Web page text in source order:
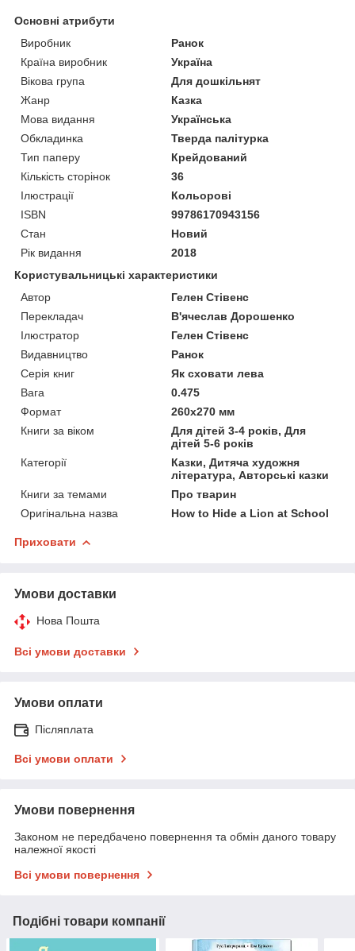
Основні атрибути
Виробник
Ранок
Країна виробник
Україна
Вікова група
Для дошкільнят
Жанр
Казка
Мова видання
Українська
Обкладинка
Тверда палітурка
Тип паперу
Крейдований
Кількість сторінок
36
Ілюстрації
Кольорові
ISBN
99786170943156
Стан
Новий
Рік видання
2018
Користувальницькі характеристики
Автор
Гелен Стівенс
Перекладач
В'ячеслав Дорошенко
Ілюстратор
Гелен Стівенс
Видавництво
Ранок
Серія книг
Як сховати лева
Вага
0.475
Формат
260x270 мм
Книги за віком
Для дітей 3-4 років, Для
дітей 5-6 років
Категорії
Казки, Дитяча художня
література, Авторські казки
Книги за темами
Про тварин
Оригінальна назва
How to Hide a Lion at School
Приховати
Умови доставки
Нова Пошта
Всі умови доставки
Умови оплати
Післяплата
Всі умови оплати
Умови повернення
Законом не передбачено повернення та обмін даного товару
належної якості
Всі умови повернення
Подібні товари компанії